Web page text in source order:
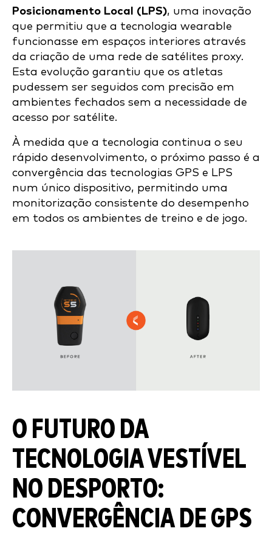
Posicionamento Local (LPS), uma inovação
que permitiu que a tecnologia wearable
funcionasse em espaços interiores através
da criação de uma rede de satélites proxy.
Esta evolução garantiu que os atletas
pudessem ser seguidos com precisão em
ambientes fechados sem a necessidade de
acesso por satélite.
À medida que a tecnologia continua o seu
rápido desenvolvimento, o próximo passo é a
convergência das tecnologias GPS e LPS
num único dispositivo, permitindo uma
monitorização consistente do desempenho
em todos os ambientes de treino e de jogo.
O FUTURO DA
TECNOLOGIA VESTÍVEL
NO DESPORTO:
CONVERGÊNCIA DE GPS